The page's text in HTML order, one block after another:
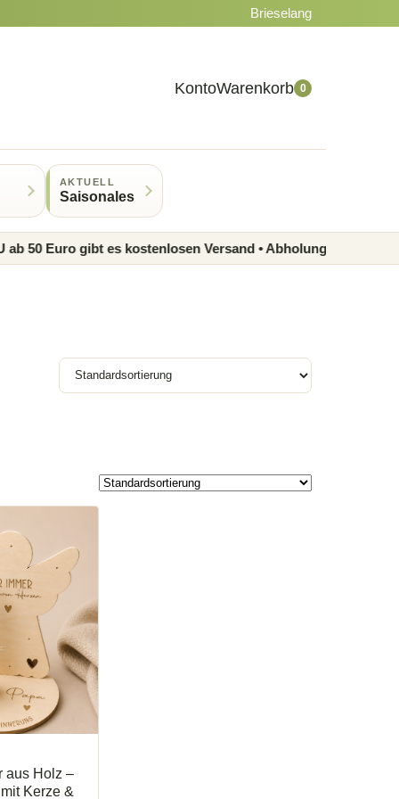
Brieselang
KontoWarenkorb 0
AKTUELL
Saisonales
Euro gibt es kostenlosen Versand • Abholung im Laden
aus Holz –
Kerze &